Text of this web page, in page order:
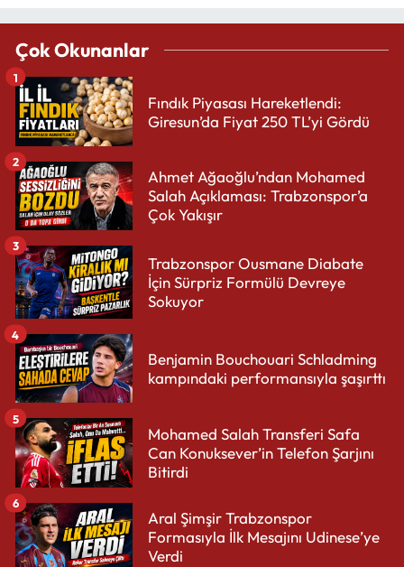
Çok Okunanlar
Fındık Piyasası Hareketlendi:
Giresun’da Fiyat 250 TL’yi Gördü
1
Ahmet Ağaoğlu’ndan Mohamed
Salah Açıklaması: Trabzonspor’a
Çok Yakışır
2
Trabzonspor Ousmane Diabate
İçin Sürpriz Formülü Devreye
Sokuyor
3
Benjamin Bouchouari Schladming
kampındaki performansıyla şaşırttı
4
Mohamed Salah Transferi Safa
Can Konuksever’in Telefon Şarjını
Bitirdi
5
Aral Şimşir Trabzonspor
Formasıyla İlk Mesajını Udinese’ye
Verdi
6